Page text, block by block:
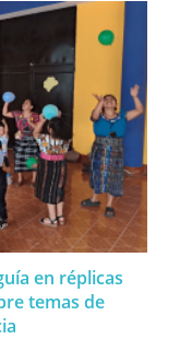
en réplicas
temas de